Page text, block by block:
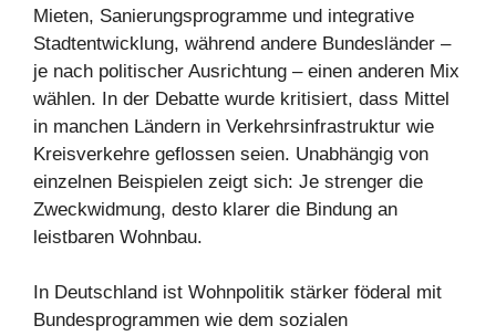
Mieten, Sanierungsprogramme und integrative
Stadtentwicklung, während andere Bundesländer –
je nach politischer Ausrichtung – einen anderen Mix
wählen. In der Debatte wurde kritisiert, dass Mittel
in manchen Ländern in Verkehrsinfrastruktur wie
Kreisverkehre geflossen seien. Unabhängig von
einzelnen Beispielen zeigt sich: Je strenger die
Zweckwidmung, desto klarer die Bindung an
leistbaren Wohnbau.
In Deutschland ist Wohnpolitik stärker föderal mit
Bundesprogrammen wie dem sozialen